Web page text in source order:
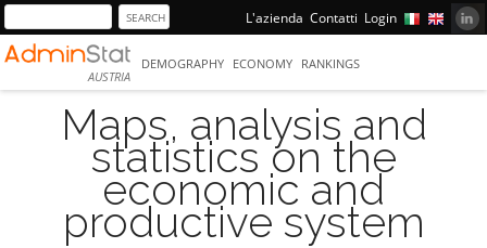
L'azienda Contatti Login
AUSTRIA
DEMOGRAPHY ECONOMY RANKINGS
Maps, analysis and
statistics on the
economic and
productive system